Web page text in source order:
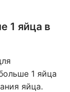
1 яйца в
1 яйца
яйца.